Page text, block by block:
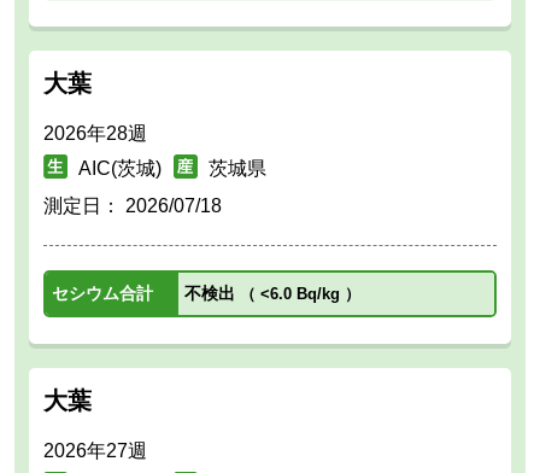
大葉
2026年28週
AIC(茨城)
茨城県
測定日： 2026/07/18
セシウム合計 不検出 （ <6.0 Bq/kg ）
大葉
2026年27週